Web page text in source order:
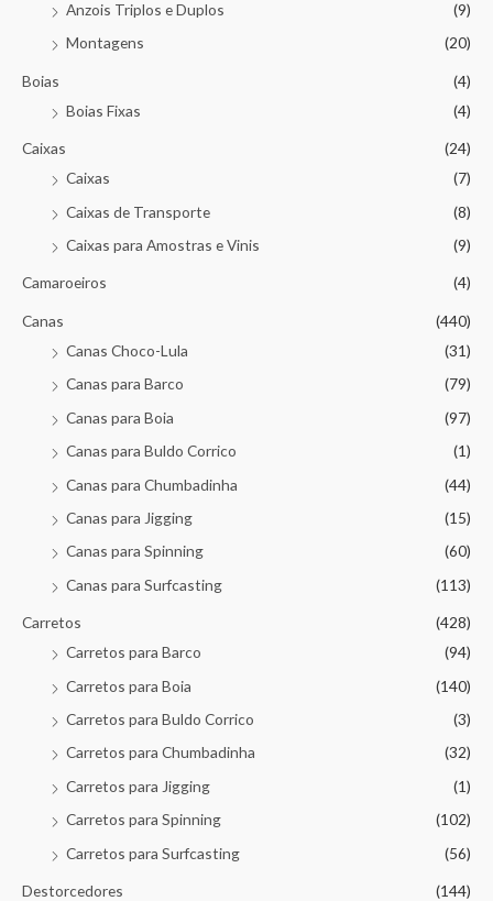
Anzois Triplos e Duplos
(9)
Montagens
(20)
Boias
(4)
Boias Fixas
(4)
Caixas
(24)
Caixas
(7)
Caixas de Transporte
(8)
Caixas para Amostras e Vinis
(9)
Camaroeiros (4)
Canas
(440)
Canas Choco-Lula
(31)
Canas para Barco
(79)
Canas para Boia
(97)
Canas para Buldo Corrico
(1)
Canas para Chumbadinha
(44)
Canas para Jigging
(15)
Canas para Spinning
(60)
Canas para Surfcasting
(113)
Carretos
(428)
Carretos para Barco
(94)
Carretos para Boia
(140)
Carretos para Buldo Corrico
(3)
Carretos para Chumbadinha
(32)
Carretos para Jigging
(1)
Carretos para Spinning
(102)
Carretos para Surfcasting
(56)
Destorcedores
(144)